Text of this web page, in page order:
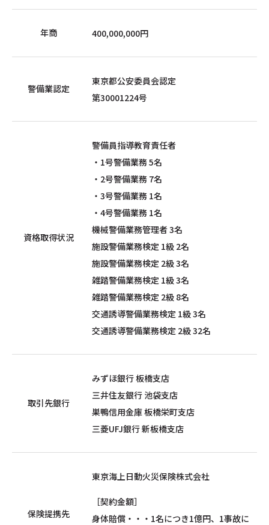
年商 400,000,000円
警備業認定
東京都公安委員会認定
第30001224号
資格取得状況
警備員指導教育責任者
・1号警備業務 5名
・2号警備業務 7名
・3号警備業務 1名
・4号警備業務 1名
機械警備業務管理者 3名
施設警備業務検定 1級 2名
施設警備業務検定 2級 3名
雑踏警備業務検定 1級 3名
雑踏警備業務検定 2級 8名
交通誘導警備業務検定 1級 3名
交通誘導警備業務検定 2級 32名
取引先銀行
みずほ銀行 板橋支店
三井住友銀行 池袋支店
巣鴨信用金庫 板橋栄町支店
三菱UFJ銀行 新板橋支店
保険提携先
東京海上日動火災保険株式会社
［契約金額］
身体賠償・・・1名につき1億円、1事故に